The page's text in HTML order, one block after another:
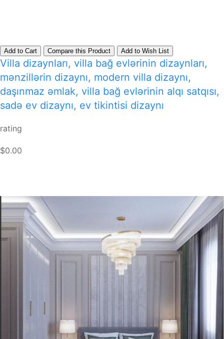
Add to Cart Compare this Product Add to Wish List
Villa dizaynları, villa bağ evlərinin dizaynları,
mənzillərin dizaynı, modern villa dizaynı,
daşınmaz əmlak, villa bağ evlərinin alqı satqısı,
sadə ev dizaynı, ev tikintisi dizaynı
rating
$0.00